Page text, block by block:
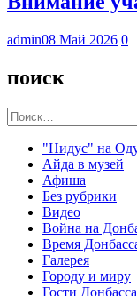
admin08 Май 2026 0
поиск
Найти:
"Нидус" на
Айда в музей
Афиша
Без рубрики
Видео
Война на
Время
Галерея
Городу и миру
Гости Донбасса